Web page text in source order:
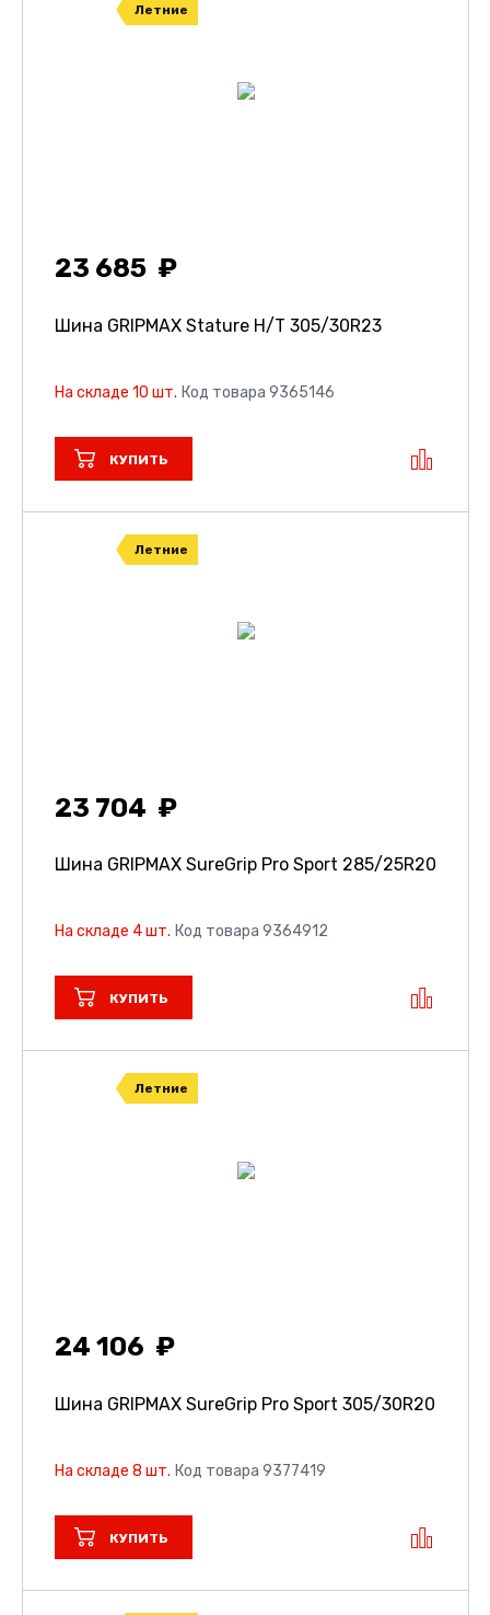
Летние
23 685
Шина GRIPMAX Stature H/T 305/30R23
На складе 10 шт. Код товара 9365146
КУПИТЬ
Летние
23 704
Шина GRIPMAX SureGrip Pro Sport 285/25R20
На складе 4 шт. Код товара 9364912
КУПИТЬ
Летние
24 106
Шина GRIPMAX SureGrip Pro Sport 305/30R20
На складе 8 шт. Код товара 9377419
КУПИТЬ